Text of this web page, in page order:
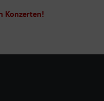
Konzerten!